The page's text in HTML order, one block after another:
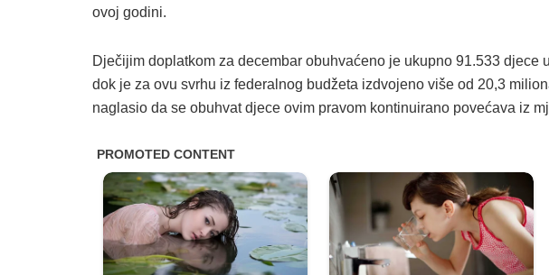
ovoj godini.
Dječijim doplatkom za decembar obuhvaćeno je ukupno 91.533 djece
dok je za ovu svrhu iz federalnog budžeta izdvojeno više od 20,3
naglasio da se obuhvat djece ovim pravom kontinuirano povećava iz